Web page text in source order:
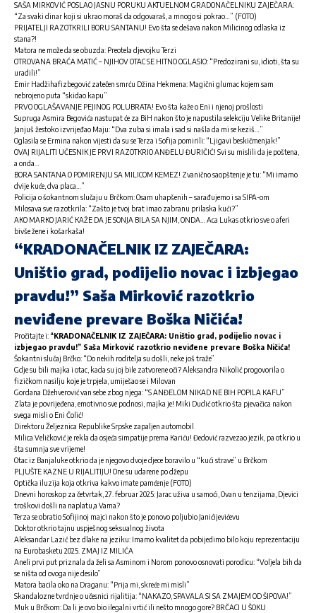
SAŠA MIRKOVIĆ POSLAO JASNU PORUKU AKTUELNOM GRADONAČELNIKU ZAJEČARA:
“Za svaki dinar koji si ukrao moraš da odgovaraš, a mnogo si pokrao…” (FOTO)
PRIJATELJI RAZOTKRILI BORU SANTANU! Evo šta se dešava nakon Milicinog odlaska iz
stana?!
Matora ne može da se obuzda: Preotela djevojku Terzi
OTROVANA BRAĆA MATIĆ – NJIHOV OTAC SE HITNO OGLASIO: “Predozirani su, idioti, šta su
uradili!”
Emir Hadžihafizbegović zatečen smrću Džina Hekmena: Magični glumac kojem sam
nebrojeno puta “skidao kapu”
PRVO OGLAŠAVANJE PEJINOG POLUBRATA! Evo šta kaže o Eni i njenoj prošlosti
Supruga Asmira Begovića nastupat će za BiH nakon što je napustila selekciju Velike Britanije!
Janjuš žestoko izvrijeđao Maju: “Dva zuba si imala i sad si našla da mi se keziš…”
Oglasila se Ermina nakon vijesti da su se Terza i Sofija pomirili: “Ljigavi beskičmenjak!”
OVAJ RIJALITI UČESNIK JE PRVI RAZOTKRIO ANĐELU ĐURIČIĆ! Svi su mislili da je poštena,
a onda…
BORA SANTANA O POMIRENJU SA MILICOM KEMEZ! Zvanično saopštenje je tu: “Mi imamo
dvije kuće, dva placa…”
Policija o šokantnom slučaju u Brčkom: Osam uhapšenih – sarađujemo i sa SIPA-om
Milosava sve razotkrila: “Zašto je tvoj brat imao zabranu prilaska kući?”
AKO MARKO JARIĆ KAŽE DA JE SONJA BILA SA NJIM, ONDA… Aca Lukas otkrio sve o aferi
bivše žene i košarkaša!
“KRADONAČELNIK IZ ZAJEČARA:
Uništio grad, podijelio novac i izbjegao
pravdu!” Saša Mirković razotkrio
neviđene prevare Boška Ničića!
Pročitajte i: “KRADONAČELNIK IZ ZAJEČARA: Uništio grad, podijelio novac i
izbjegao pravdu!” Saša Mirković razotkrio neviđene prevare Boška Ničića!
Šokantni slučaj Brčko: “Do nekih roditelja su došli, neke još traže”
Gdje su bili majka i otac, kada su joj bile zatvorene oči? Aleksandra Nikolić progovorila o
fizičkom nasilju koje je trpjela, umiješao se i Milovan
Gordana Džehverović van sebe zbog njega: “S ANĐELOM NIKAD NE BIH POPILA KAFU”
Zlata je povrijeđena, emotivno sve podnosi, majka je! Miki Dudić otkrio šta pjevačica nakon
svega misli o Eni Čolić!
Direktoru Željeznica Republike Srpske zapaljen automobil
Milica Veličković je rekla da osjeća simpatije prema Kariću! Đedović razvezao jezik, pa otkrio u
šta sumnja sve vrijeme!
Otac iz Banjaluke otkrio da je njegovo dvoje djece boravilo u “kući strave” u Brčkom
PLJUŠTE KAZNE U RIJALITIJU! One su udarene po džepu
Optička iluzija koja otkriva kakvo imate pamćenje (FOTO)
Dnevni horoskop za četvrtak, 27. februar 2025: Jarac uživa u samoći, Ovan u tenzijama, Djevici
troškovi došli na naplatu,a Vama?
Terza se obratio Sofijinoj majci nakon što je ponovo poljubio Janićijevićevu
Doktor otkrio tajnu uspješnog seksualnog života
Aleksandar Lazić bez dlake na jeziku: Imamo kvalitet da pobijedimo bilo koju reprezentaciju
na Eurobasketu 2025. ZMAJ IZ MILIĆA
Aneli prvi put priznala da želi sa Asminom i Norom ponovo osnovati porodicu: “Voljela bih da
se ništa od ovoga nije desilo”
Matora bacila oko na Draganu: “Prija mi, skreće mi misli”
Skandalozne tvrdnje o učesnici rijalitija: “NAKAZO, SPAVALA SI SA ZMAJEM OD ŠIPOVA!”
Muk u Brčkom: Da li je ovo bio ilegalni vrtić ili nešto mnogo gore? BRČACI U ŠOKU